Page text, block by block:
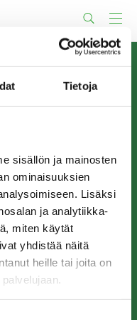
Tietoja
sisällön ja mainosten
ominaisuuksien
Lisäksi
ja analytiikka-
miten käytät
yhdistää näitä
heille tai joita on
joka